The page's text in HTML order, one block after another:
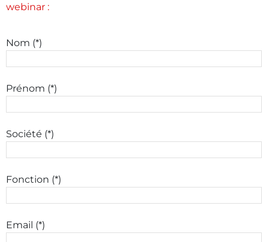
webinar :
Nom (*)
Prénom (*)
Société (*)
Fonction (*)
Email (*)